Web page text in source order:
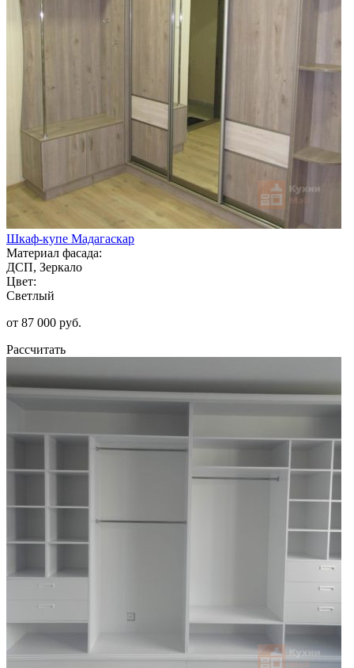
Шкаф-купе Мадагаскар
Материал фасада:
ДСП, Зеркало
Цвет:
Светлый
от 87 000 руб.
Рассчитать